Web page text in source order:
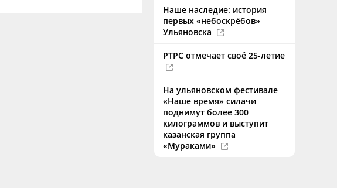
Наше наследие: история
первых «небоскрёбов»
Ульяновска
РТРС отмечает своё 25-летие
На ульяновском фестивале
«Наше время» силачи
поднимут более 300
килограммов и выступит
казанская группа
«Мураками»